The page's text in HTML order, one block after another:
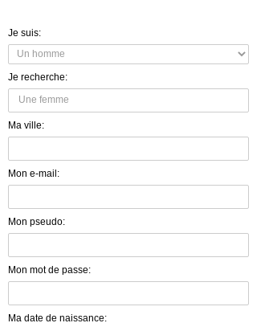
Je suis:
Je recherche:
Ma ville:
Mon e-mail:
Mon pseudo:
Mon mot de passe:
Ma date de naissance: